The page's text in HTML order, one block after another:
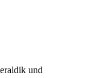
und